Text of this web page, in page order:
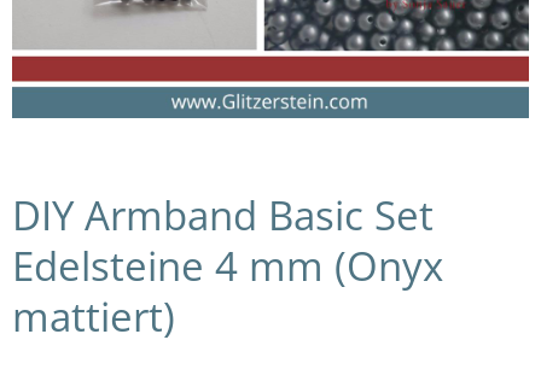
DIY Armband Basic Set
Edelsteine 4 mm (Onyx
mattiert)